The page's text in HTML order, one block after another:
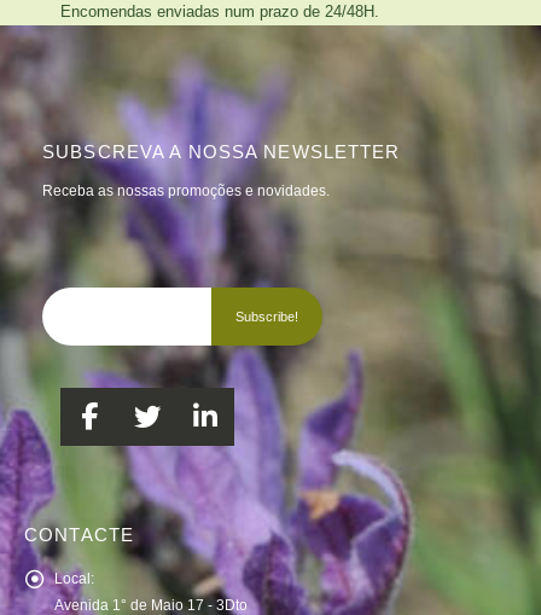
Encomendas enviadas num prazo de 24/48H.
SUBSCREVA A NOSSA NEWSLETTER
Receba as nossas promoções e novidades.
CONTACTE
Local:
Avenida 1° de Maio 17 - 3Dto